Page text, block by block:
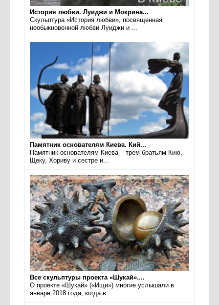
История любви. Луиджи и Мокрина...
Скульптура «История любви», посвященная
необыкновенной любви Луиджи и ...
Памятник основателям Киева. Кий...
Памятник основателям Киева – трем братьям Кию,
Щеку, Хориву и сестре и...
Все скульптуры проекта «Шукай»....
О проекте «Шукай» («Ищи») многие услышали в
январе 2018 года, когда в ...